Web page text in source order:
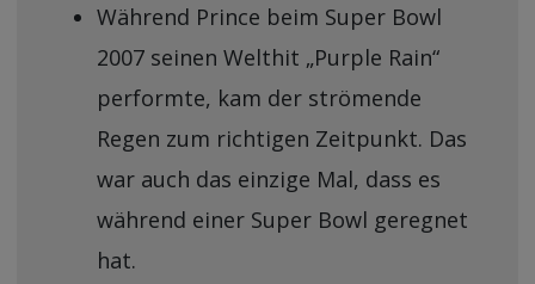
Während Prince beim Super Bowl
2007 seinen Welthit „Purple Rain“
performte, kam der strömende
Regen zum richtigen Zeitpunkt. Das
war auch das einzige Mal, dass es
während einer Super Bowl geregnet
hat.